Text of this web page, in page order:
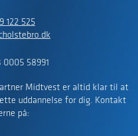
122 525
0005 58991
Midtvest er altid klar til at
uddannelse for dig. Kontakt
på: